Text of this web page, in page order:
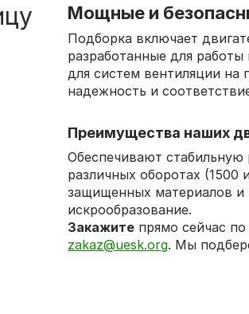
Мощные и
Подборка включает
разработанные для
для систем вентиляции на
надежность и
Преимущества наших
Обеспечивают стабильную
различных оборотах
защищенных материалов
искрообразование.
Закажите прямо сейчас
zakaz@uesk.org. Мы